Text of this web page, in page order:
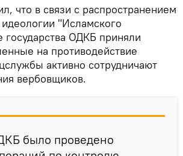
что в связи с распространением
"Исламского
государства ОДКБ приняли
на противодействие
активно сотрудничают
вербовщиков.
было проведено